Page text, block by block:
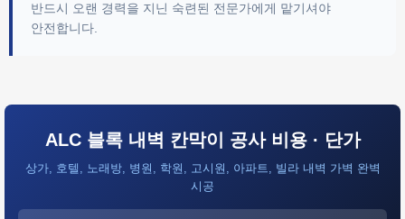
반드시 오랜 경력을 지닌 숙련된 전문가에게 맡기셔야
안전합니다.
ALC 블록 내벽 칸막이 공사 비용 · 단가
상가, 호텔, 노래방, 병원, 학원, 고시원, 아파트, 빌라 내벽 가벽 완벽
시공